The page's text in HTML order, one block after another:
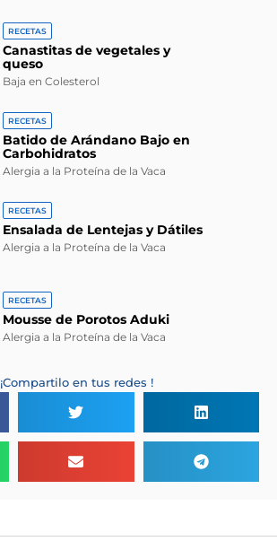
RECETAS
Canastitas de vegetales y
queso
Baja en Colesterol
RECETAS
Batido de Arándano Bajo en
Carbohidratos
Alergia a la Proteína de la Vaca
RECETAS
Ensalada de Lentejas y Dátiles
Alergia a la Proteína de la Vaca
RECETAS
Mousse de Porotos Aduki
Alergia a la Proteína de la Vaca
¡Compartilo en tus redes !